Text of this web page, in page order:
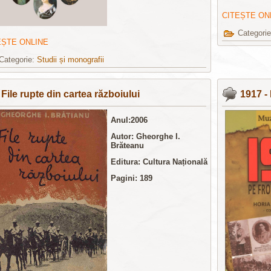
ONLINE
Studii și monografii
CITEȘTE
File rupte din cartea războiului
Anul:2006
Autor: Gheorghe I.
Brăteanu
Editura: Cultura Națională
Pagini: 189
1917